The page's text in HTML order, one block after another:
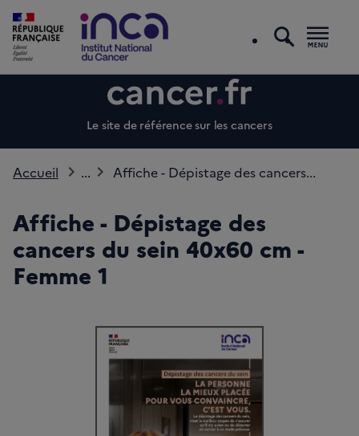
Le site de référence sur les cancers
Accueil ... Affiche - Dépistage des cancers...
Affiche - Dépistage des
cancers du sein 40x60 cm -
Femme 1